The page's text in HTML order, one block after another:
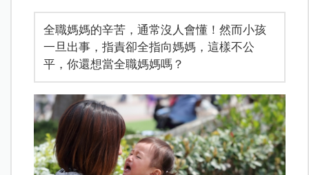
全職媽媽的辛苦，通常沒人會懂！然而小孩
一旦出事，指責卻全指向媽媽，這樣不公
平，你還想當全職媽媽嗎？